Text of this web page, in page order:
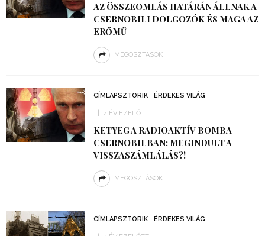
AZ ÖSSZEOMLÁS HATÁRÁN ÁLLNAK A
CSERNOBILI DOLGOZÓK ÉS MAGA AZ
ERŐMŰ
MEGOSZTÁSOK
CÍMLAPSZTORIK ÉRDEKES VILÁG
4 ÉV EZELŐTT
KETYEG A RADIOAKTÍV BOMBA
CSERNOBILBAN: MEGINDULT A
VISSZASZÁMLÁLÁS?!
MEGOSZTÁSOK
CÍMLAPSZTORIK ÉRDEKES VILÁG